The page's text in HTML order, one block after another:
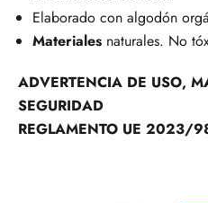
Elaborado con algodón
Materiales naturales. No
ADVERTENCIA DE USO,
SEGURIDAD
REGLAMENTO UE 2023/